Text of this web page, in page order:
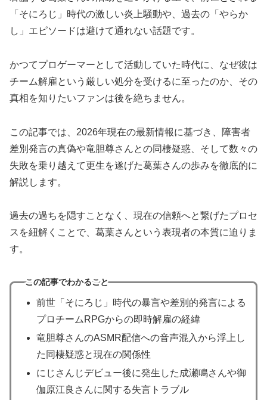
「そにろじ」時代の激しい炎上騒動や、過去の「やらか
し」エピソードは避けて通れない話題です。
かつてプロゲーマーとして活動していた時代に、なぜ彼は
チーム解雇という厳しい処分を受けるに至ったのか、その
真相を知りたいファンは後を絶ちません。
この記事では、2026年現在の最新情報に基づき、障害者
差別発言の真偽や竜胆尊さんとの同棲疑惑、そして数々の
失敗を乗り越えて更生を遂げた葛葉さんの歩みを徹底的に
解説します。
過去の過ちを隠すことなく、現在の信頼へと繋げたプロセ
スを紐解くことで、葛葉さんという表現者の本質に迫りま
す。
この記事でわかること
前世「そにろじ」時代の暴言や差別的発言による
プロチームRPGからの即時解雇の経緯
竜胆尊さんのASMR配信への音声混入から浮上し
た同棲疑惑と現在の関係性
にじさんじデビュー後に発生した成瀬鳴さんや御
伽原江良さんに関する失言トラブル